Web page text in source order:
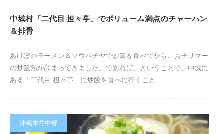
中城村「二代目 担々亭」でボリューム満点のチャーハン
＆排骨
あけぼのラーメン＆ソウハチヤで炒飯を食べてから、お子サマー
の炒飯熱が高まってきました。であれば、ということで、中城に
ある「二代目 担々亭」に炒飯を食べに行くこと…
沖縄本島中部